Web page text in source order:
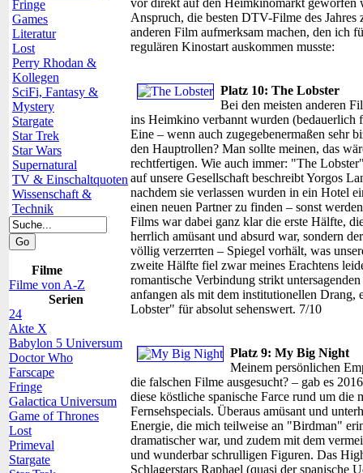
Fringe
Games
Literatur
Lost
Perry Rhodan &
Kollegen
SciFi, Fantasy &
Mystery
Stargate
Star Trek
Star Wars
Supernatural
TV & Einschaltquoten
Wissenschaft &
Technik
Filme
Filme von A-Z
Serien
24
Akte X
Babylon 5 Universum
Doctor Who
Farscape
Fringe
Galactica Universum
Game of Thrones
Lost
Primeval
Stargate
vor direkt auf den Heimkinomarkt geworfen
Anspruch, die besten DTV-Filme des
anderen Film aufmerksam machen, den ich
regulären Kinostart auskommen musste:
Platz 10: The Lobster
Bei den meisten anderen
ins Heimkino verbannt wurden (bedauerlich
Eine – wenn auch zugegebenermaßen sehr
den Hauptrollen? Man sollte meinen, das
rechtfertigen. Wie auch immer: "The
auf unsere Gesellschaft beschreibt Yorgos
nachdem sie verlassen wurden in ein Hotel
einen neuen Partner zu finden – sonst
Films war dabei ganz klar die erste Hälfte,
herrlich amüsant und absurd war, sondern
völlig verzerrten – Spiegel vorhält, was
zweite Hälfte fiel zwar meines Erachtens
romantische Verbindung strikt
anfangen als mit dem institutionellen Drang,
Lobster" für absolut sehenswert. 7/10
Platz 9: My Big Night
Meinem persönlichen
die falschen Filme ausgesucht? – gab es
diese köstliche spanische Farce rund um die
Fernsehspecials. Überaus amüsant und
Energie, die mich teilweise an "Birdman"
dramatischer war, und zudem mit dem
und wunderbar schrulligen Figuren. Das
Schlagerstars Raphael (quasi der spanische